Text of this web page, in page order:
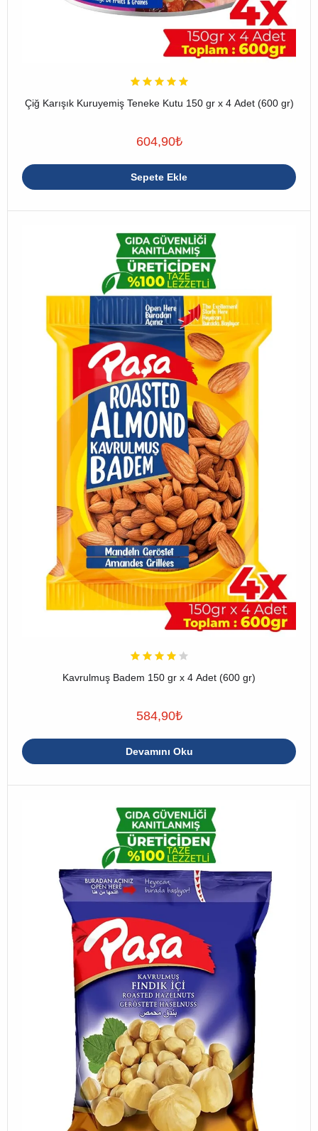
Çiğ Karışık Kuruyemiş Teneke Kutu 150 gr x 4 Adet (600 gr)
604,90₺
Sepete Ekle
Kavrulmuş Badem 150 gr x 4 Adet (600 gr)
584,90₺
Devamını Oku